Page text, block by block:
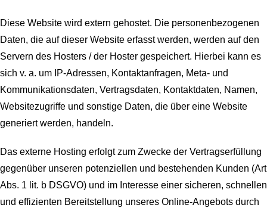
Diese Website wird extern gehostet. Die personenbezogenen
Daten, die auf dieser Website erfasst werden, werden auf den
Servern des Hosters / der Hoster gespeichert. Hierbei kann es
sich v. a. um IP-Adressen, Kontaktanfragen, Meta- und
Kommunikationsdaten, Vertragsdaten, Kontaktdaten, Namen,
Websitezugriffe und sonstige Daten, die über eine Website
generiert werden, handeln.
Das externe Hosting erfolgt zum Zwecke der Vertragserfüllung
gegenüber unseren potenziellen und bestehenden Kunden
Abs. 1 lit. b DSGVO) und im Interesse einer sicheren, schnellen
und effizienten Bereitstellung unseres Online-Angebots durch